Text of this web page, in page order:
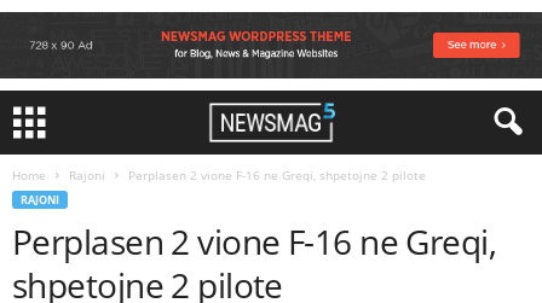
Home Rajoni Perplasen 2 vione F-16 ne Greqi, shpetojne 2 pilote
RAJONI
Perplasen 2 vione F-16 ne Greqi,
shpetojne 2 pilote